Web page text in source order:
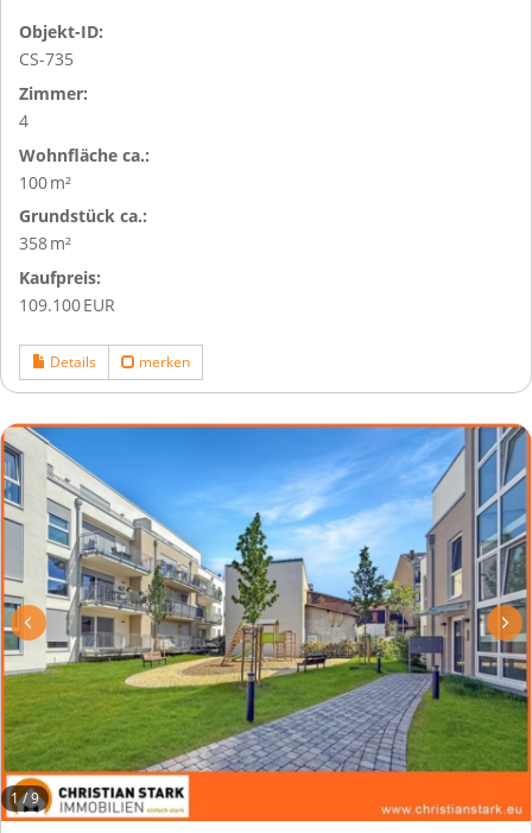
Objekt-ID:
CS-735
Zimmer:
4
Wohnfläche ca.:
100 m²
Grund­stück ca.:
358 m²
Kaufpreis:
109.100 EUR
Details merken
1/9